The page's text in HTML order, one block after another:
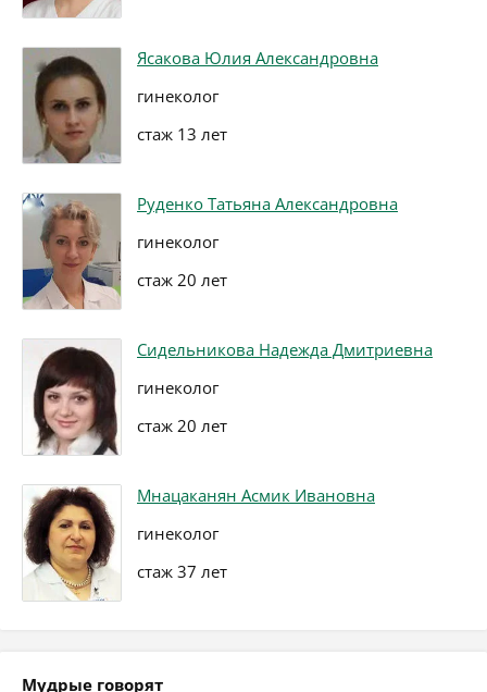
Ясакова Юлия Александровна
гинеколог
стаж 13 лет
Руденко Татьяна Александровна
гинеколог
стаж 20 лет
Сидельникова Надежда Дмитриевна
гинеколог
стаж 20 лет
Мнацаканян Асмик Ивановна
гинеколог
стаж 37 лет
Мудрые говорят